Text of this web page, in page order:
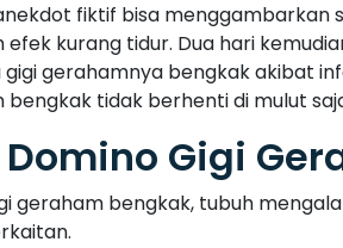
fiktif bisa menggambarkan
efek kurang tidur. Dua hari
gerahamnya bengkak akibat
bengkak tidak berhenti di mulut
Domino Gigi
geraham bengkak, tubuh